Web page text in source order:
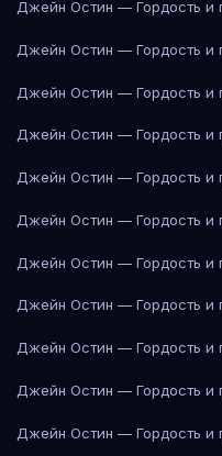
Джейн Остин — Гордость и
Джейн Остин — Гордость и
Джейн Остин — Гордость и
Джейн Остин — Гордость и
Джейн Остин — Гордость и
Джейн Остин — Гордость и
Джейн Остин — Гордость и
Джейн Остин — Гордость и
Джейн Остин — Гордость и
Джейн Остин — Гордость и
Джейн Остин — Гордость и